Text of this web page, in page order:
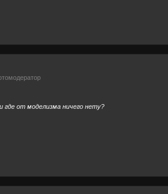
от моделизма ничего нету?